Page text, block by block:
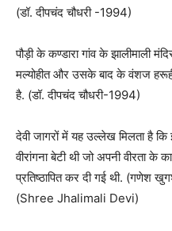
(डॉ. दीपचंद चौधरी -1994)
पौड़ी के कण्डारा गांव के झालीमाली
मल्योहीत और उसके बाद के वंशज
है. (डॉ. दीपचंद चौधरी-1994)
देवी जागरों में यह उल्लेख मिलता है कि
वीरांगना बेटी थी जो अपनी वीरता के
प्रतिष्ठापित कर दी गई थी. (गणेश
(Shree Jhalimali Devi)